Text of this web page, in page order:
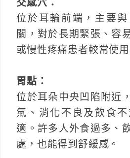
交感穴：
位於耳輪前端，主要
關，對於長期緊張、容
或慢性疼痛患者較常使用
胃點：
位於耳朵中央凹陷附近
氣、消化不良及飲食
適。許多人外食過多、
處，也能得到舒緩感。